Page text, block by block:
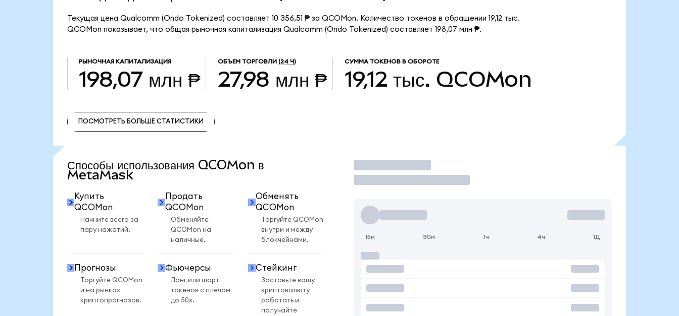
Текущая цена Qualcomm (Ondo Tokenized) составляет 10 356,51 ₱ за QCOMon. Количество токенов в обращении 19,12 тыс.
QCOMon показывает, что общая рыночная капитализация Qualcomm (Ondo Tokenized) составляет 198,07 млн ₱.
РЫНОЧНАЯ КАПИТАЛИЗАЦИЯ
198,07 млн ₱
ОБЪЕМ ТОРГОВЛИ (24 Ч)
27,98 млн ₱
СУММА ТОКЕНОВ В ОБОРОТЕ
19,12 тыс. QCOMon
ПОСМОТРЕТЬ БОЛЬШЕ СТАТИСТИКИ
Способы использования QCOMon в
MetaMask
Купить
QCOMon
Начните всего за
пару нажатий.
Продать
QCOMon
Обменяйте
QCOMon на
наличные.
Обменять
QCOMon
Торгуйте QCOMon
внутри и между
блокчейнами.
Прогнозы
Торгуйте QCOMon
и на рынках
криптопрогнозов.
Фьючерсы
Лонг или шорт
токенов с плечом
до 50x.
Стейкинг
Заставьте вашу
криптовалюту
работать и
получайте
Торговать
15м 30м 1ч 4ч 1Д